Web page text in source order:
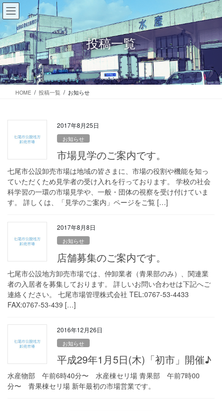
コ
ン
テ
ン
ツ
に
移
動
ナ
ビ
ゲ
ー
シ
ョ
ン
に
移
投稿一覧
HOME 投稿一覧 お知らせ
2017年8月25日
お知らせ
市場見学のご案内です。
七尾市公設卸売市場は地域の皆さまに、市場の役割や機能を知っ
ていただくため見学者の受け入れを行っております。 学校の社会
科学習の一環の市場見学や、一般・団体の視察を受け付けていま
す。 詳しくは、「見学のご案内」ページをご覧 […]
2017年8月8日
お知らせ
店舗募集のご案内です。
七尾市公設地方卸売市場では、仲卸業者（青果部のみ）、関連業
者の入居者を募集しております。 詳しいお問い合わせは下記へご
連絡ください。 七尾市場管理株式会社 TEL:0767-53-4433
FAX:0767-53-439 […]
2016年12月26日
お知らせ
平成29年1月5日(木)「初市」開催♪
水産物部 午前6時40分〜 水産棟セリ場 青果部 午前7時00
分〜 青果棟セリ場 新年最初の市場営業です。